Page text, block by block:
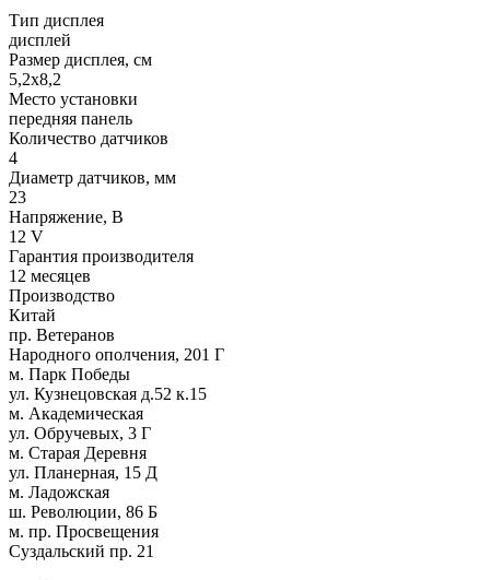
Тип дисплея
дисплей
Размер дисплея, см
5,2x8,2
Место установки
передняя панель
Количество датчиков
4
Диаметр датчиков, мм
23
Напряжение, В
12 V
Гарантия производителя
12 месяцев
Производство
Китай
пр. Ветеранов
Народного ополчения, 201 Г
м. Парк Победы
ул. Кузнецовская д.52 к.15
м. Академическая
ул. Обручевых, 3 Г
м. Старая Деревня
ул. Планерная, 15 Д
м. Ладожская
ш. Революции, 86 Б
м. пр. Просвещения
Суздальский пр. 21